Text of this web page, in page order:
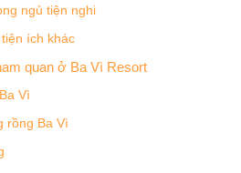
ngủ tiện nghi
ích khác
quan ở Ba Vì Resort
Vì
rồng Ba Vì